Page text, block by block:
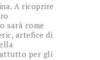
A ricoprire
sarà come
artefice di
per gli